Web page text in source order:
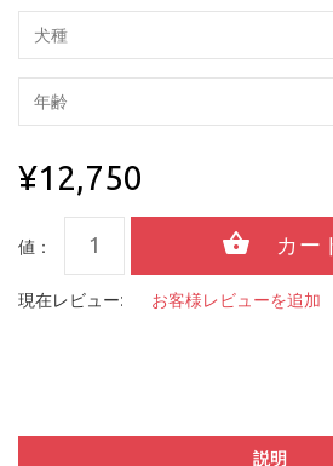
¥12,750
値：
現在レビュー: お客様レビューを追加
説明